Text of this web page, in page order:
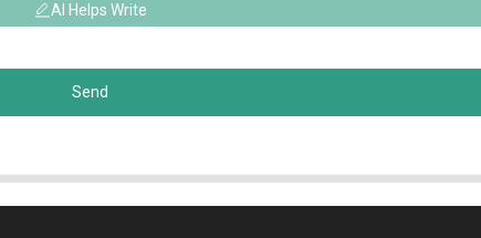
AI Helps Write
Send